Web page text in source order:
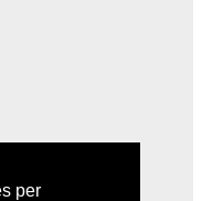
per